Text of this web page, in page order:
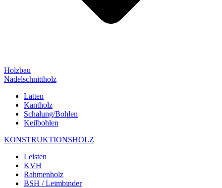
Holzbau
Nadelschnittholz
Latten
Kantholz
Schalung/Bohlen
Keilbohlen
KONSTRUKTIONSHOLZ
Leisten
KVH
Rahmenholz
BSH / Leimbinder